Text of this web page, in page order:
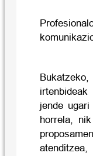
jende
horrela,